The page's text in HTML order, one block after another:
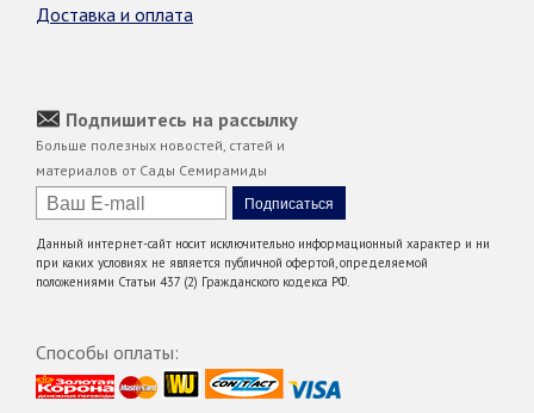
Доставка и оплата
Подпишитесь на рассылку
Больше полезных новостей, статей и
материалов от Сады Семирамиды
Данный интернет-сайт носит исключительно информационный характер и ни
при каких условиях не является публичной офертой, определяемой
положениями Статьи 437 (2) Гражданского кодекса РФ.
Способы оплаты: